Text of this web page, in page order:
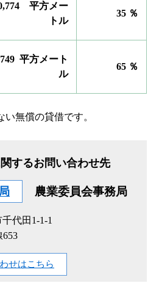
平方メー
トル
35 ％
平方メート
ル
65 ％
無償の貸借です。
するお問い合わせ先
農業委員会事務局
代田1-1-1
653
せはこちら